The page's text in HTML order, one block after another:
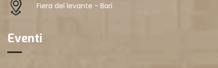
Fiera del levante - Bari
Eventi